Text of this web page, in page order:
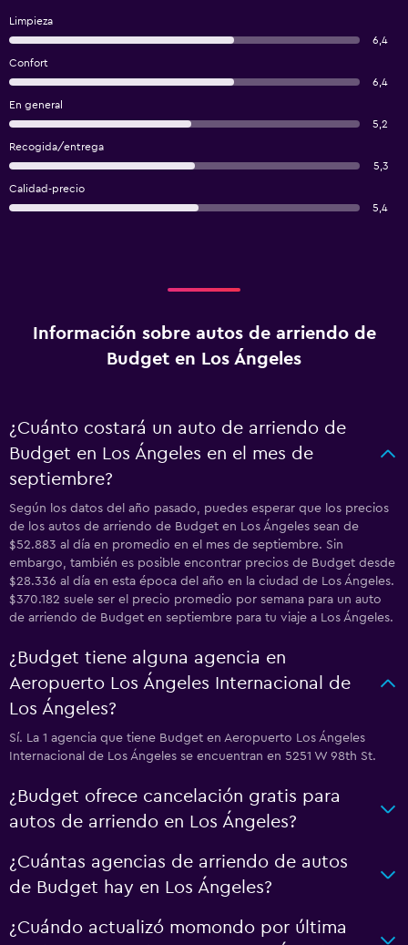
Limpieza
6,4
Confort
6,4
En general
5,2
Recogida/entrega
5,3
Calidad-precio
5,4
Información sobre autos de arriendo de
Budget en Los Ángeles
¿Cuánto costará un auto de arriendo de
Budget en Los Ángeles en el mes de
septiembre?
Según los datos del año pasado, puedes esperar que los precios
de los autos de arriendo de Budget en Los Ángeles sean de
$52.883 al día en promedio en el mes de septiembre. Sin
embargo, también es posible encontrar precios de Budget desde
$28.336 al día en esta época del año en la ciudad de Los Ángeles.
$370.182 suele ser el precio promedio por semana para un auto
de arriendo de Budget en septiembre para tu viaje a Los Ángeles.
¿Budget tiene alguna agencia en
Aeropuerto Los Ángeles Internacional de
Los Ángeles?
Sí. La 1 agencia que tiene Budget en Aeropuerto Los Ángeles
Internacional de Los Ángeles se encuentran en 5251 W 98th St.
¿Budget ofrece cancelación gratis para
autos de arriendo en Los Ángeles?
¿Cuántas agencias de arriendo de autos
de Budget hay en Los Ángeles?
¿Cuándo actualizó momondo por última